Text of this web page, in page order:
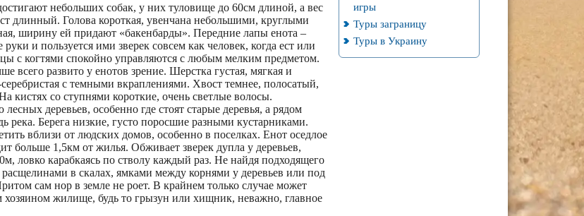
небольших собак, у них туловище до 60см длиной, а вес
длинный. Голова короткая, увенчана небольшими, круглыми
ширину ей придают «бакенбарды». Передние лапы енота –
и пользуется ими зверек совсем как человек, когда ест или
с когтями спокойно управляются с любым мелким предметом.
всего развито у енотов зрение. Шерстка густая, мягкая и
с темными вкраплениями. Хвост темнее, полосатый,
кистях со ступнями короткие, очень светлые волосы.
лесных деревьев, особенно где стоят старые деревья, а рядом
река. Берега низкие, густо поросшие разными кустарниками.
вблизи от людских домов, особенно в поселках. Енот оседлое
больше 1,5км от жилья. Обживает зверек дупла у деревьев,
ловко карабкаясь по стволу каждый раз. Не найдя подходящего
расщелинами в скалах, ямками между корнями у деревьев или под
сам нор в земле не роет. В крайнем только случае может
жилище, будь то грызун или хищник, неважно, главное
игры
Туры заграницу
Туры в Украину